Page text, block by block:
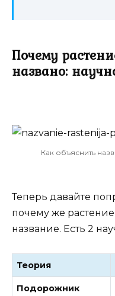
Почему
названо:
Как объяснить
Теперь давайте
почему же
название. Есть 2
Теория
Подорожник